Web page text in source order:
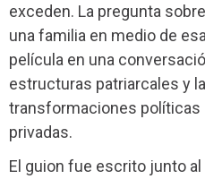
exceden. La pregunta
una familia en medio de
película en una
estructuras patriarcales y
transformaciones políticas
privadas.
El guion fue escrito junto